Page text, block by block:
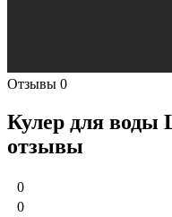
Отзывы 0
Кулер для воды
отзывы
0
0